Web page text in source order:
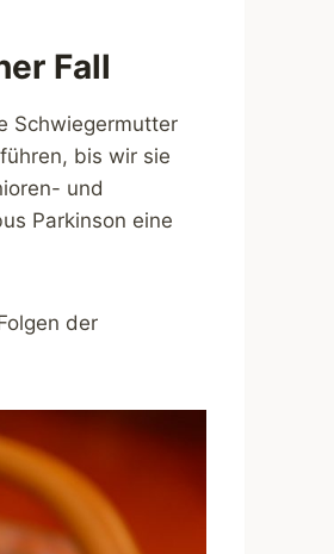
Fall
Schwiegermutter
bis wir sie
und
Parkinson eine
der